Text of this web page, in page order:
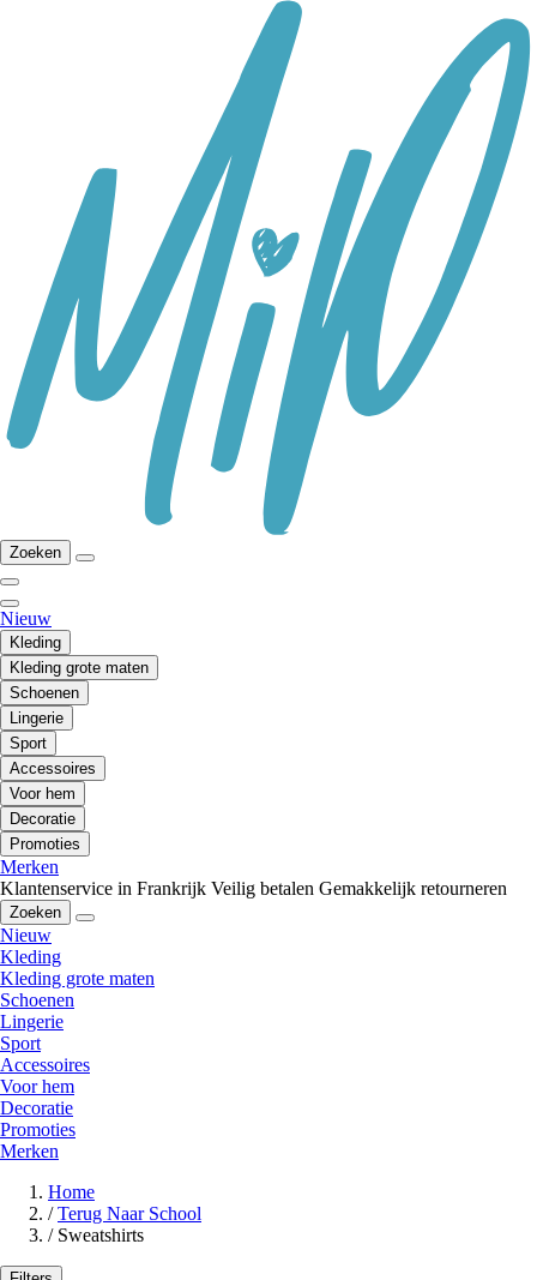
Zoeken
Nieuw
Kleding
Kleding grote maten
Schoenen
Lingerie
Sport
Accessoires
Voor hem
Decoratie
Promoties
Merken
Klantenservice in Frankrijk Veilig betalen Gemakkelijk retourneren
Zoeken
Nieuw
Kleding
Kleding grote maten
Schoenen
Lingerie
Sport
Accessoires
Voor hem
Decoratie
Promoties
Merken
Home
/ Terug Naar School
/ Sweatshirts